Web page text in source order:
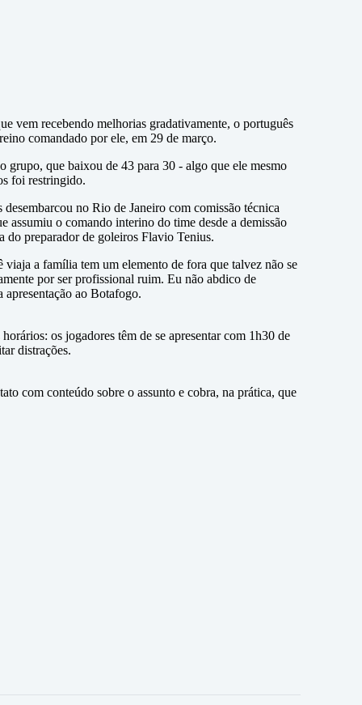
vem recebendo melhorias gradativamente, o português
comandado por ele, em 29 de março.
grupo, que baixou de 43 para 30 - algo que ele mesmo
foi restringido.
no Rio de Janeiro com comissão técnica
o comando interino do time desde a demissão
do preparador de goleiros Flavio Tenius.
viaja a família tem um elemento de fora que talvez não se
por ser profissional ruim. Eu não abdico de
ao Botafogo.
os jogadores têm de se apresentar com 1h30 de
distrações.
com conteúdo sobre o assunto e cobra, na prática, que